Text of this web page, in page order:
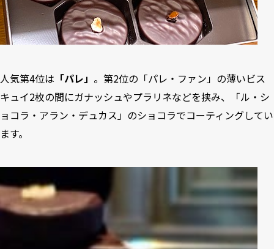
人気第4位は 「パレ」 。第2位の「パレ・ファン」の薄いビス
キュイ2枚の間にガナッシュやプラリネなどを挟み、「ル・シ
ョコラ・アラン・デュカス」のショコラでコーティングしてい
ます。